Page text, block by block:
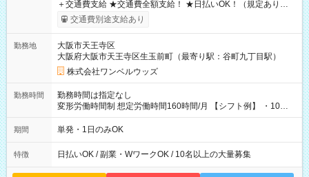
＋交通費支給 ★交通費全額支給！ ★日払いOK！（規定あり） ┗
働いたその日に現金GET♪ お仕事後はコンビニATMから 日払
交通費別途支給あり
勤務地
大阪市天王寺区
大阪府大阪市天王寺区生玉前町（最寄り駅：谷町九丁目駅）
株式会社ワンベルウッズ
勤務時間
勤務時間は指定なし
変形労働時間制 想定労働時間160時間/月 【シフト例】 ・10：
00～20：00
期間 単発・1日のみOK
特徴 日払いOK / 副業・WワークOK / 10名以上の大量募集